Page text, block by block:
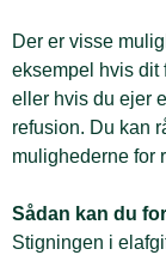
Der er visse
eksempel hvis dit
eller hvis du ejer
refusion. Du kan
mulighederne for
Sådan kan du
Stigningen i